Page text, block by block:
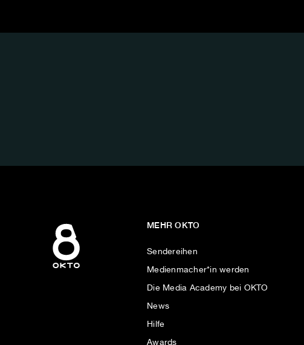
MEHR OKTO
Sendereihen
Medienmacher*in werden
Die Media Academy bei OKTO
News
Hilfe
Awards